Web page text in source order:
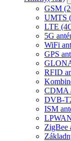
GSM
UMTS
LTE
5G
WiFi
GPS
RFID
CDMA
DVB-
ISM
ZigBee